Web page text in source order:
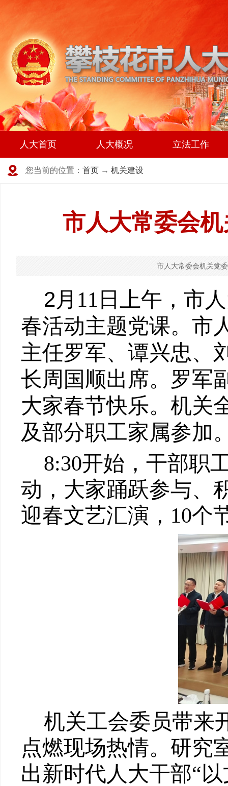
人大首页 人大概况 立法工作
您当前的位置： 首页 → 机关建设
市人大常委会
市人大常委会机关党委
2月 11 日上午，市
春活动主题党课。市
主任罗军、谭兴忠、
长周国顺出席。罗军
大家春节快乐。机关
及部分职工家属参加
8:30开始，干部职
动 ，大家踊跃参与、
迎春文艺汇演 ， 10个
机关工会委员带来
点燃现场热情。研究
出新时代人大干部“